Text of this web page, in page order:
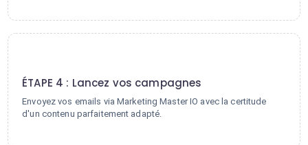
ÉTAPE 4 : Lancez vos campagnes
Envoyez vos emails via Marketing Master IO avec la certitude
d'un contenu parfaitement adapté.